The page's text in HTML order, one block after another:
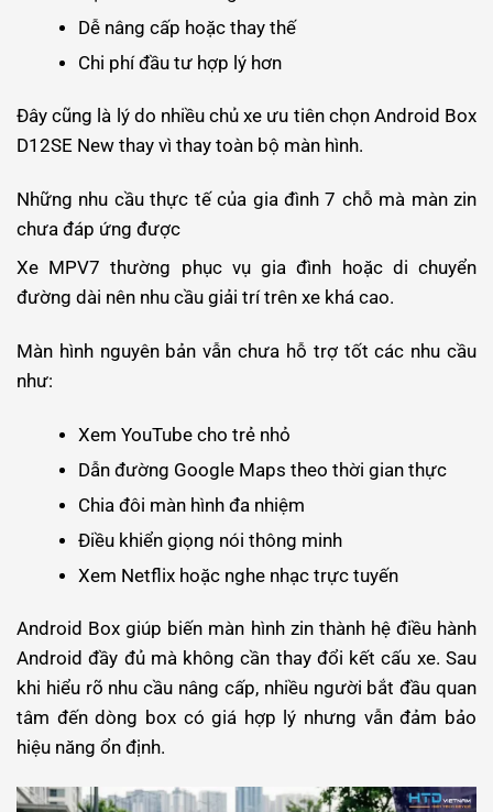
Dễ nâng cấp hoặc thay thế
Chi phí đầu tư hợp lý hơn
Đây cũng là lý do nhiều chủ xe ưu tiên chọn Android Box
D12SE New thay vì thay toàn bộ màn hình.
Những nhu cầu thực tế của gia đình 7 chỗ mà màn zin
chưa đáp ứng được
Xe MPV7 thường phục vụ gia đình hoặc di chuyển
đường dài nên nhu cầu giải trí trên xe khá cao.
Màn hình nguyên bản vẫn chưa hỗ trợ tốt các nhu cầu
như:
Xem YouTube cho trẻ nhỏ
Dẫn đường Google Maps theo thời gian thực
Chia đôi màn hình đa nhiệm
Điều khiển giọng nói thông minh
Xem Netflix hoặc nghe nhạc trực tuyến
Android Box giúp biến màn hình zin thành hệ điều hành
Android đầy đủ mà không cần thay đổi kết cấu xe. Sau
khi hiểu rõ nhu cầu nâng cấp, nhiều người bắt đầu quan
tâm đến dòng box có giá hợp lý nhưng vẫn đảm bảo
hiệu năng ổn định.